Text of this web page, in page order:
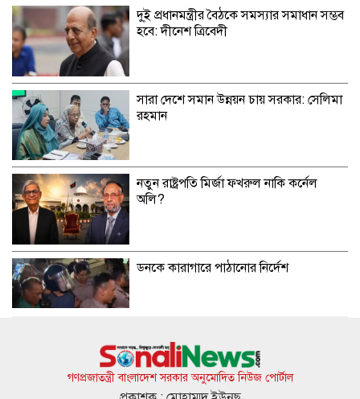
দু্ই প্রধানমন্ত্রীর বৈঠকে সমস্যার সমাধান সম্ভব
হবে: দীনেশ ত্রিবেদী
সারা দেশে সমান উন্নয়ন চায় সরকার: সেলিমা
রহমান
নতুন রাষ্ট্রপতি মির্জা ফখরুল নাকি কর্নেল
অলি?
ডনকে কারাগারে পাঠানোর নির্দেশ
ডেঙ্গুতে আরও দুইজনের মৃত্যু, হাসপাতালে
ভর্তি ৬৭২
গণপ্রজাতন্ত্রী বাংলাদেশ সরকার অনুমোদিত নিউজ পোর্টাল